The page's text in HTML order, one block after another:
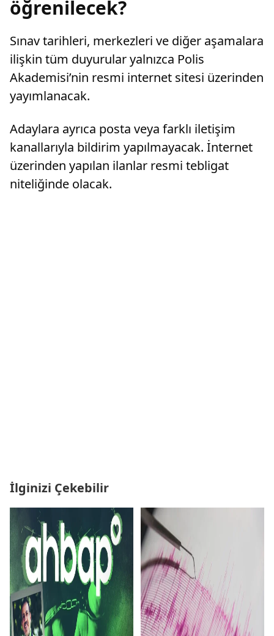
öğrenilecek?
Sınav tarihleri, merkezleri ve diğer aşamalara
ilişkin tüm duyurular yalnızca Polis
Akademisi’nin resmi internet sitesi üzerinden
yayımlanacak.
Adaylara ayrıca posta veya farklı iletişim
kanallarıyla bildirim yapılmayacak. İnternet
üzerinden yapılan ilanlar resmi tebligat
niteliğinde olacak.
İlginizi Çekebilir